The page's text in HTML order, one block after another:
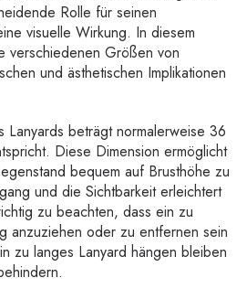
Rolle für seinen
visuelle Wirkung. In diesem
verschiedenen Größen von
und ästhetischen Implikationen
Lanyards beträgt normalerweise 36
Diese Dimension ermöglicht
bequem auf Brusthöhe zu
und die Sichtbarkeit erleichtert
zu beachten, dass ein zu
anzuziehen oder zu entfernen sein
zu langes Lanyard hängen bleiben